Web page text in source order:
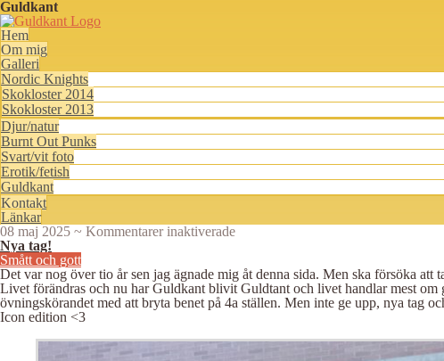
Guldkant
Hem
Om mig
Galleri
Nordic Knights
Skokloster 2014
Skokloster 2013
Djur/natur
Burnt Out Punks
Svart/vit foto
Erotik/fetish
Guldkant
Kontakt
Länkar
08 maj 2025 ~ Kommentarer inaktiveradeför
Nya tag!
Smått och gott
Det var nog över tio år sen jag ägnade mig åt denna sida. Men ska försöka att
Livet förändras och nu har Guldkant blivit Guldtant och livet handlar mest
övningskörandet med att bryta benet på 4a ställen. Men inte ge upp, nya tag
Icon edition <3